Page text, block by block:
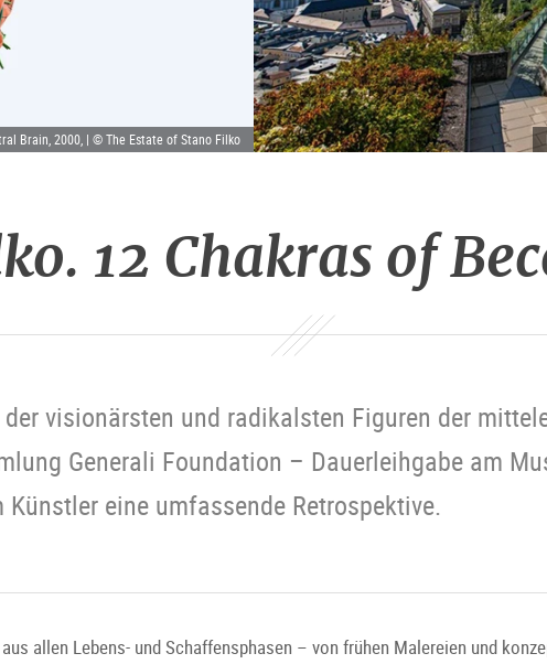
Brain, 2000, | © The Estate of Stano Filko
12 Chakras of
visionärsten und radikalsten Figuren der
Generali Foundation – Dauerleihgabe am
eine umfassende Retrospektive.
allen Lebens- und Schaffensphasen – von frühen Malereien und